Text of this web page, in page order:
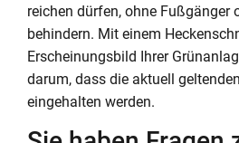
reichen dürfen, ohne Fußgänger
behindern. Mit einem
Erscheinungsbild Ihrer
darum, dass die aktuell
eingehalten werden.